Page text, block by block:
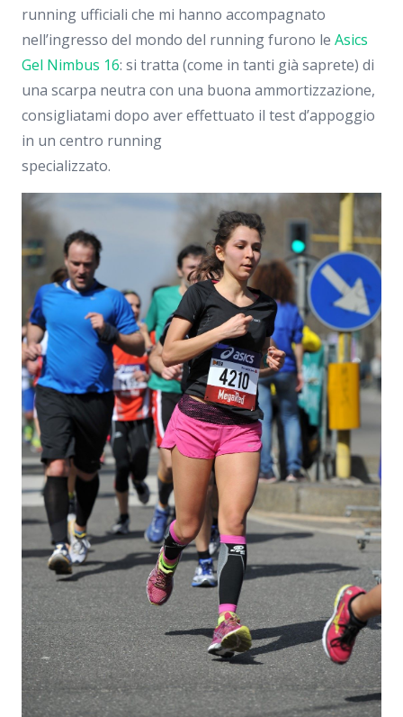
running ufficiali che mi hanno accompagnato
nell’ingresso del mondo del running furono le Asics
Gel Nimbus 16: si tratta (come in tanti già saprete) di
una scarpa neutra con una buona ammortizzazione,
consigliatami dopo aver effettuato il test d’appoggio
in un centro running
specializzato.